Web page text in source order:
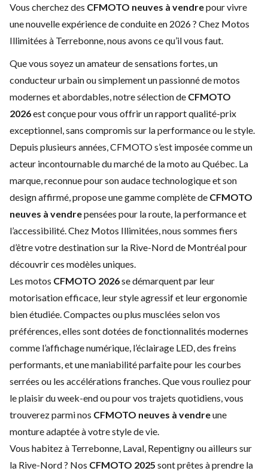
Vous cherchez des CFMOTO neuves à vendrepour vivre
une nouvelle expérience de conduite en 2026 ? Chez Motos
Illimitées à Terrebonne, nous avons ce qu’il vous faut.
Que vous soyez un amateur de sensations fortes, un
conducteur urbain ou simplement un passionné de motos
modernes et abordables, notre sélection de CFMOTO
2026est conçue pour vous offrir un rapport qualité-prix
exceptionnel, sans compromis sur la performance ou le style.
Depuis plusieurs années, CFMOTO s’est imposée comme un
acteur incontournable du marché de la moto au Québec. La
marque, reconnue pour son audace technologique et son
design affirmé, propose une gamme complète de CFMOTO
neuves à vendrepensées pour la route, la performance et
l’accessibilité. Chez Motos Illimitées, nous sommes fiers
d’être votre destination sur la Rive-Nord de Montréal pour
découvrir ces modèles uniques.
Les motos CFMOTO 2026se démarquent par leur
motorisation efficace, leur style agressif et leur ergonomie
bien étudiée. Compactes ou plus musclées selon vos
préférences, elles sont dotées de fonctionnalités modernes
comme l’affichage numérique, l’éclairage LED, des freins
performants, et une maniabilité parfaite pour les courbes
serrées ou les accélérations franches. Que vous rouliez pour
le plaisir du week-end ou pour vos trajets quotidiens, vous
trouverez parmi nos CFMOTO neuves à vendreune
monture adaptée à votre style de vie.
Vous habitez à Terrebonne, Laval, Repentigny ou ailleurs sur
la Rive-Nord ? Nos CFMOTO 2025 sont prêtes à prendre la